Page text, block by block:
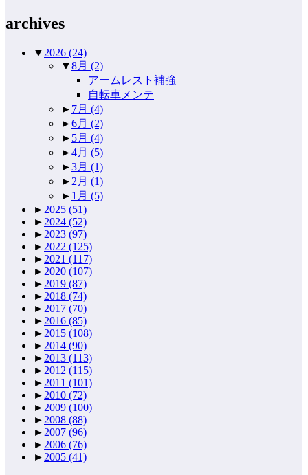
archives
▼ 2026 (24)
▼8月 (2)
アームレスト補強
自転車メンテ
► 7月 (4)
►6月 (2)
► 5月 (4)
►4月 (5)
►3月 (1)
► 2月 (1)
► 1月 (5)
► 2025 (51)
► 2024 (52)
► 2023 (97)
► 2022 (125)
► 2021 (117)
► 2020 (107)
► 2019 (87)
► 2018 (74)
► 2017 (70)
► 2016 (85)
► 2015 (108)
► 2014 (90)
► 2013 (113)
► 2012 (115)
► 2011 (101)
► 2010 (72)
► 2009 (100)
► 2008 (88)
► 2007 (96)
► 2006 (76)
► 2005 (41)